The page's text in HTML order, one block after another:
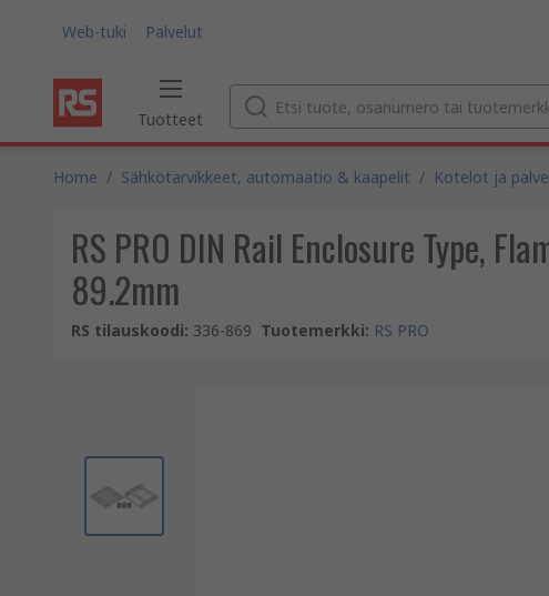
Web-tuki Palvelut
Tuotteet
Home / Sähkötarvikkeet, automaatio & kaapelit / Kotelot ja
RS PRO DIN Rail Enclosure Type,
89.2mm
RS tilauskoodi: 336-869 Tuotemerkki: RS PRO